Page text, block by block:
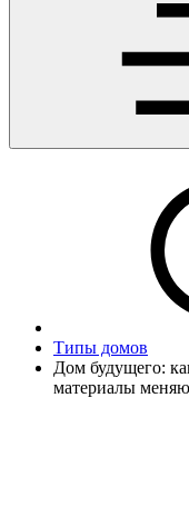
Типы домов
Дом будущего:
материалы